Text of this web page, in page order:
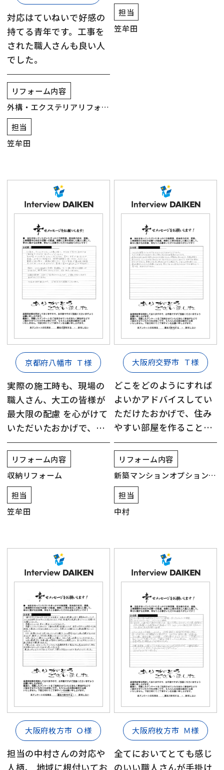
対応はていねいで好感の
持てる青年です。工事を
された職人さんも良い人
でした。
リフォーム内容
外構・エクステリアリフォー
ム
担当
笠牟田
担当
笠牟田
京都府八幡市 Ｔ様
実際の施工時も、現場の
職人さん、大工の皆様が
最大限の配慮 を心がけて
いただいたおかげで、無
事に完工を迎えることが
できました
リフォーム内容
収納リフォーム
担当
笠牟田
大阪府交野市 Ｔ様
どこをどのようにすれば
よいかアドバイスしてい
ただけたおかげで、住み
やすい部屋を作ることが
できました
リフォーム内容
新築マンションオプションリ
フォーム
担当
中村
大阪府枚方市 Ｏ様
担当の中村さんの対応や
人柄、 地域に根付いてお
大阪府枚方市 Ｍ様
全てにおいてとても感じ
のいい職人さんが手掛け